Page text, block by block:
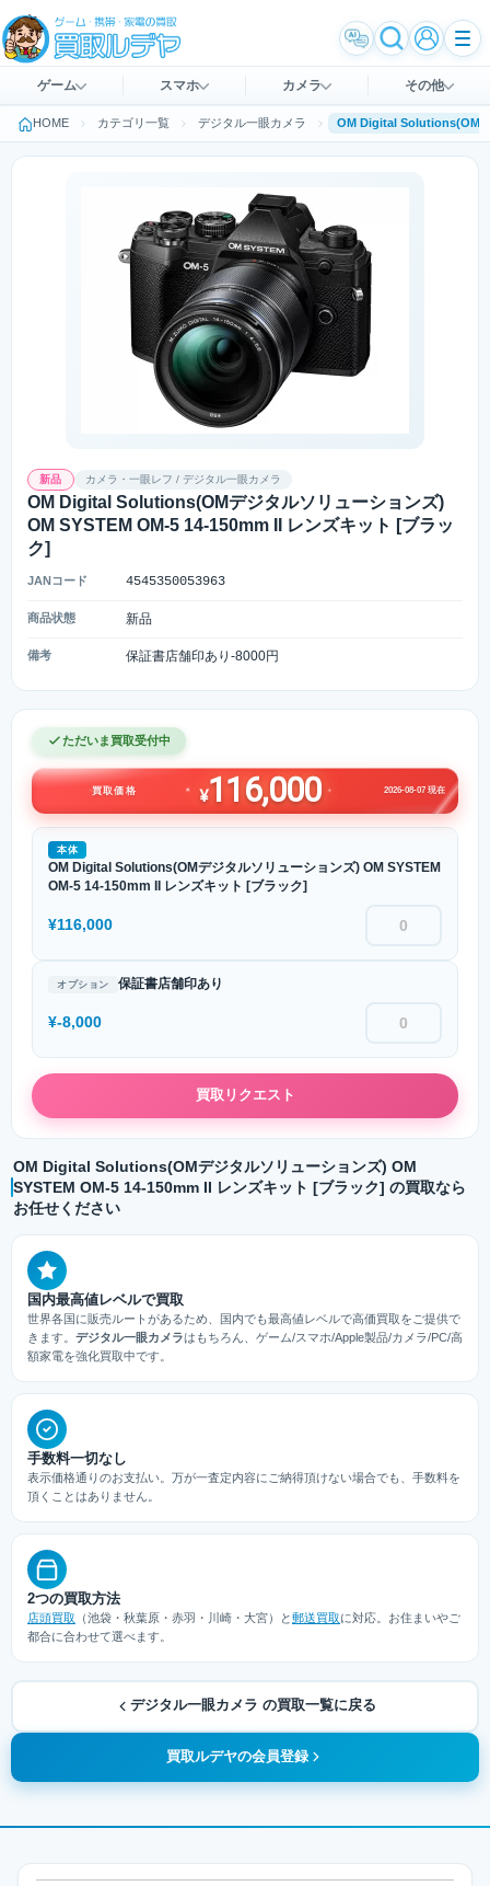
ゲーム スマホ カメラ その他
HOME カテゴリ一覧 デジタル一眼カメラ
新品 カメラ・一眼レフ / デジタル一眼カメラ
OM Digital Solutions(OMデジタルソリューションズ)
OM SYSTEM OM-5 14-150mm II レンズキット [ブラッ
ク]
JANコード 4545350053963
商品状態 新品
備考 保証書店舗印あり-8000円
ただいま買取受付中
買取価格 ¥116,000 2026-08-07 現在
本体
OM Digital Solutions(OMデジタルソリューションズ) OM SYSTEM
OM-5 14-150mm II レンズキット [ブラック]
¥116,000
オプション 保証書店舗印あり
¥-8,000
買取リクエスト
OM Digital Solutions(OMデジタルソリューションズ) OM
SYSTEM OM-5 14-150mm II レンズキット [ブラック] の買取なら
お任せください
国内最高値レベルで買取
世界各国に販売ルートがあるため、国内でも最高値レベルで高価買取をご提供で
きます。 デジタル一眼カメラはもちろん、ゲーム/スマホ/Apple製品/カメラ/PC/高
額家電を強化買取中です。
手数料一切なし
表示価格通りのお支払い。万が一査定内容にご納得頂けない場合でも、手数料を
頂くことはありません。
2つの買取方法
店頭買取 （池袋・秋葉原・赤羽・川崎・大宮）と郵送買取に対応。お住まいやご
都合に合わせて選べます。
デジタル一眼カメラ の買取一覧に戻る
買取ルデヤの会員登録